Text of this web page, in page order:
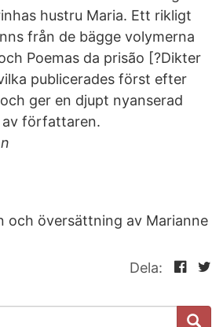
hustru Maria. Ett rikligt
från de bägge volymerna
Poemas da prisão [?Dikter
publicerades först efter
ger en djupt nyanserad
av författaren.
och översättning av Marianne
Dela: